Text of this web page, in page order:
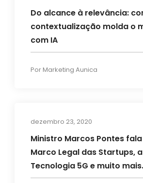
Do alcance à relevância:
contextualização molda o
com IA
PorMarketing Aunica
dezembro 23, 2020
Ministro Marcos Pontes
Marco Legal das Startups, a
Tecnologia 5G e muito mais.